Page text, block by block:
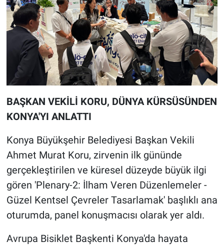
BAŞKAN VEKİLİ KORU, DÜNYA KÜRSÜSÜNDEN
KONYA'YI ANLATTI
Konya Büyükşehir Belediyesi Başkan Vekili
Ahmet Murat Koru, zirvenin ilk gününde
gerçekleştirilen ve küresel düzeyde büyük ilgi
gören 'Plenary-2: İlham Veren Düzenlemeler -
Güzel Kentsel Çevreler Tasarlamak' başlıklı ana
oturumda, panel konuşmacısı olarak yer aldı.
Avrupa Bisiklet Başkenti Konya'da hayata